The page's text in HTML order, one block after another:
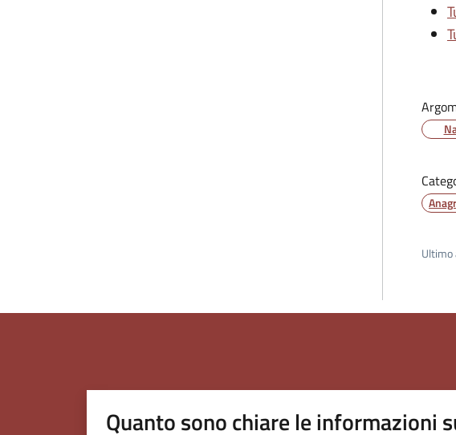
Ultimo
Quanto sono chiare le informazioni